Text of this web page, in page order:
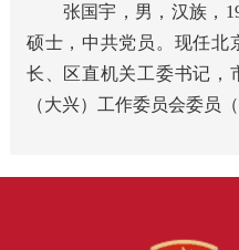
张国宇，男，汉族，
硕士，中共党员。现任北
长、区直机关工委书记，
（大兴）工作委员会委员（